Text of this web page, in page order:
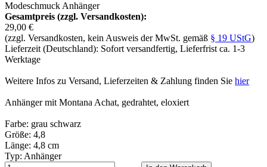
Modeschmuck Anhänger
Gesamtpreis (zzgl. Versandkosten):
29,00 €
(zzgl. Versandkosten, kein Ausweis der MwSt. gemäß § 19 UStG)
Lieferzeit (Deutschland): Sofort versandfertig, Lieferfrist ca. 1-3
Werktage
Weitere Infos zu Versand, Lieferzeiten & Zahlung finden Sie hier
Anhänger mit Montana Achat, gedrahtet, eloxiert
Farbe: grau schwarz
Größe: 4,8
Länge: 4,8 cm
Typ: Anhänger